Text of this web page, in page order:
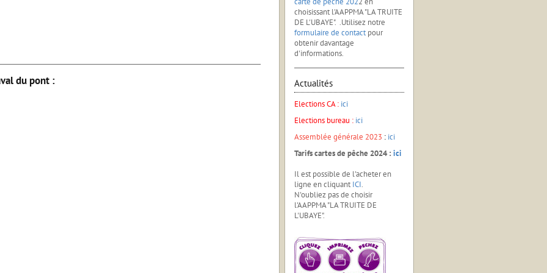
du pont :
choisissant l'AAPPMA "LA TRUITE
DE L'UBAYE". .Utilisez notre
formulaire de contactpour
obtenir davantage
d'informations.
Actualités
Elections CA : ici
Elections bureau : ici
Assemblée générale 2023 : ici
Tarifs cartes de pêche 2024 :ici
Il est possible de l'acheter en
ligne en cliquant ICI.
N'oubliez pas de choisir
l'AAPPMA "LA TRUITE DE
L'UBAYE".